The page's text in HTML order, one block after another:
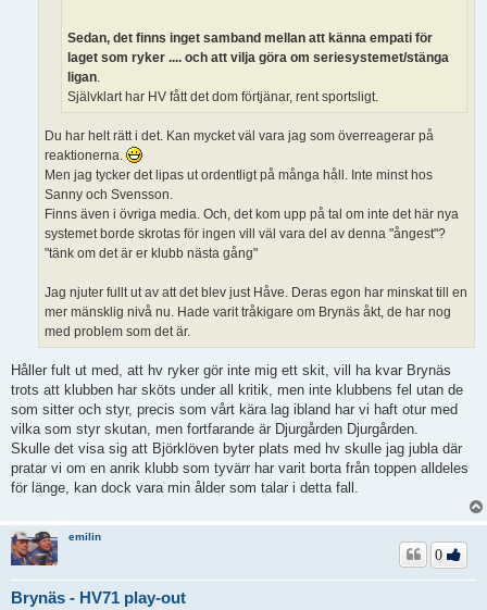
Sedan, det finns inget samband mellan att känna empati för
laget som ryker .... och att vilja göra om seriesystemet/stänga
ligan
Självklart har HV fått det dom förtjänar, rent sportsligt.
Du har helt rätt i det. Kan mycket väl vara jag som överreagerar på
reaktionerna.
Men jag tycker det lipas ut ordentligt på många håll. Inte minst hos
Sanny och Svensson.
Finns även i övriga media. Och, det kom upp på tal om inte det här nya
systemet borde skrotas för ingen vill väl vara del av denna "ångest"?
"tänk om det är er klubb nästa gång"
Jag njuter fullt ut av att det blev just Håve. Deras egon har minskat till en
mer mänsklig nivå nu. Hade varit tråkigare om Brynäs åkt, de har nog
med problem som det är.
Håller fult ut med, att hv ryker gör inte mig ett skit, vill ha kvar Brynäs
trots att klubben har sköts under all kritik, men inte klubbens fel utan de
som sitter och styr, precis som vårt kära lag ibland har vi haft otur med
vilka som styr skutan, men fortfarande är Djurgården Djurgården.
Skulle det visa sig att Björklöven byter plats med hv skulle jag jubla där
pratar vi om en anrik klubb som tyvärr har varit borta från toppen alldeles
för länge, kan dock vara min ålder som talar i detta fall.
emilin
Brynäs - HV71 play-out
0